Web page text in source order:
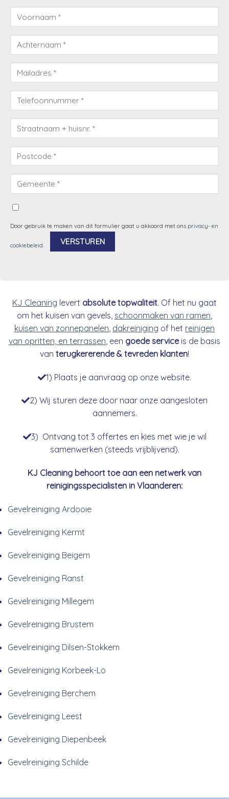
Door gebruik te maken van dit formulier gaat u akkoord met ons privacy- en
cookiebeleid.
KJ Cleaning levert absolute topwaliteit. Of het nu gaat
om het kuisen van gevels, schoonmaken van ramen
kuisen van zonnepanelen dakreiniging of het reinigen
van opritten, en terrassen , een goede serviceis de basis
van terugkererende & tevreden klanten!
1) Plaats je aanvraag op onze website.
2) Wij sturen deze door naar onze aangesloten
aannemers.
3) Ontvang tot 3 offertes en kies met wie je wil
samenwerken (steeds vrijblijvend).
KJ Cleaning behoort toe aan een netwerk van
reinigingsspecialisten in Vlaanderen:
Gevelreiniging Ardooie
Gevelreiniging Kermt
Gevelreiniging Beigem
Gevelreiniging Ranst
Gevelreiniging Millegem
Gevelreiniging Brustem
Gevelreiniging Dilsen-Stokkem
Gevelreiniging Korbeek-Lo
Gevelreiniging Berchem
Gevelreiniging Leest
Gevelreiniging Diepenbeek
Gevelreiniging Schilde